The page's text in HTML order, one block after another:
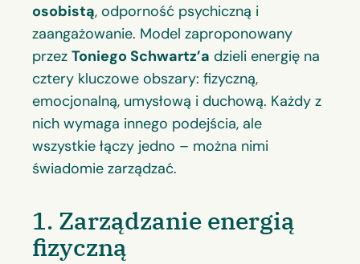
osobistą, odporność psychiczną i
zaangażowanie. Model zaproponowany
przez Toniego Schwartz’a dzieli energię na
cztery kluczowe obszary: fizyczną,
emocjonalną, umysłową i duchową. Każdy z
nich wymaga innego podejścia, ale
wszystkie łączy jedno – można nimi
świadomie zarządzać.
1. Zarządzanie energią
fizyczną